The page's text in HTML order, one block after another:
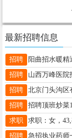
最新招聘信息
招聘
招聘
招聘
招聘
求职
招聘